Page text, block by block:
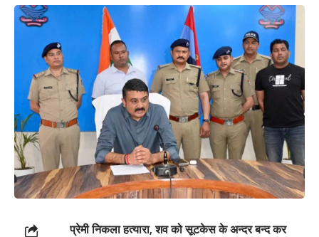
प्रेमी निकला हत्यारा, शव को सूटकेस के अन्दर बन्द कर